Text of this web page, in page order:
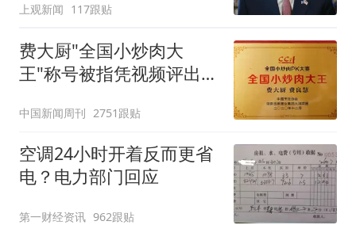
上观新闻 117跟贴
费大厨"全国小炒肉大
王"称号被指凭视频评出
中国新闻周刊 2751跟贴
空调24小时开着反而更省
电？电力部门回应
第一财经资讯 962跟贴